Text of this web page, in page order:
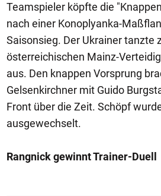
Teamspieler köpfte die
nach einer Konoplyanka-
Saisonsieg. Der Ukrainer tanzte
österreichischen Mainz-
aus. Den knappen Vorsprung
Gelsenkirchner mit Guido
Front über die Zeit. Schöpf
ausgewechselt.
Rangnick gewinnt Trainer-Duell